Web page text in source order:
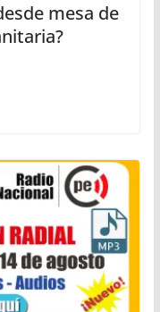
mesa de